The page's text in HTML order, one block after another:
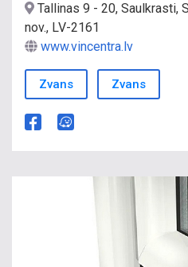
Tallinas 9 - 20, Saulkrasti,
nov., LV-2161
www.vincentra.lv
Zvans Zvans